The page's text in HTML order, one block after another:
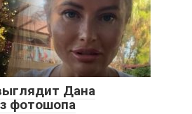
Дана
фотошопа